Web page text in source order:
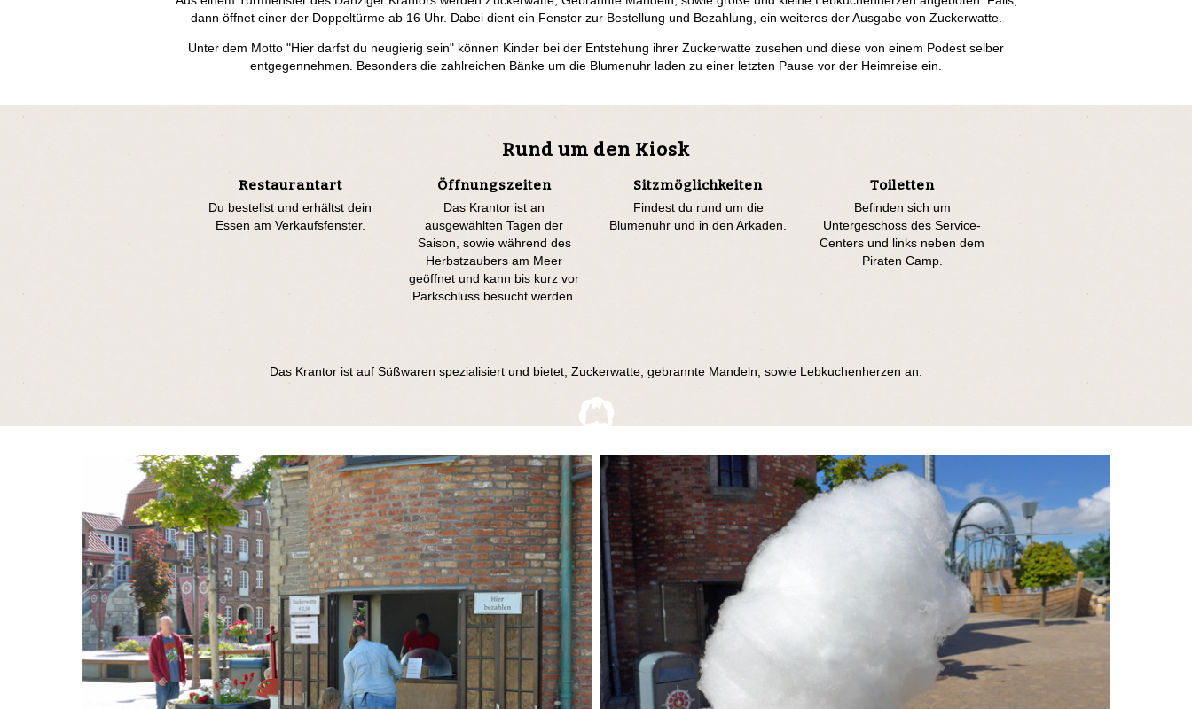
dann öffnet einer der Doppeltürme ab 16 Uhr. Dabei dient ein Fenster zur Bestellung und Bezahlung, ein weiteres der Ausgabe von Zuckerwatte.
Unter dem Motto "Hier darfst du neugierig sein" können Kinder bei der Entstehung ihrer Zuckerwatte zusehen und diese von einem Podest selber
entgegennehmen. Besonders die zahlreichen Bänke um die Blumenuhr laden zu einer letzten Pause vor der Heimreise ein.
Rund um den Kiosk
Restaurantart
Du bestellst und erhältst dein
Essen am Verkaufsfenster.
Öffnungszeiten
Das Krantor ist an
ausgewählten Tagen der
Saison, sowie während des
Herbstzaubers am Meer
geöffnet und kann bis kurz vor
Parkschluss besucht werden.
Sitzmöglichkeiten
Findest du rund um die
Blumenuhr und in den Arkaden.
Toiletten
Befinden sich um
Untergeschoss des Service-
Centers und links neben dem
Piraten Camp.
Das Krantor ist auf Süßwaren spezialisiert und bietet, Zuckerwatte, gebrannte Mandeln, sowie Lebkuchenherzen an.